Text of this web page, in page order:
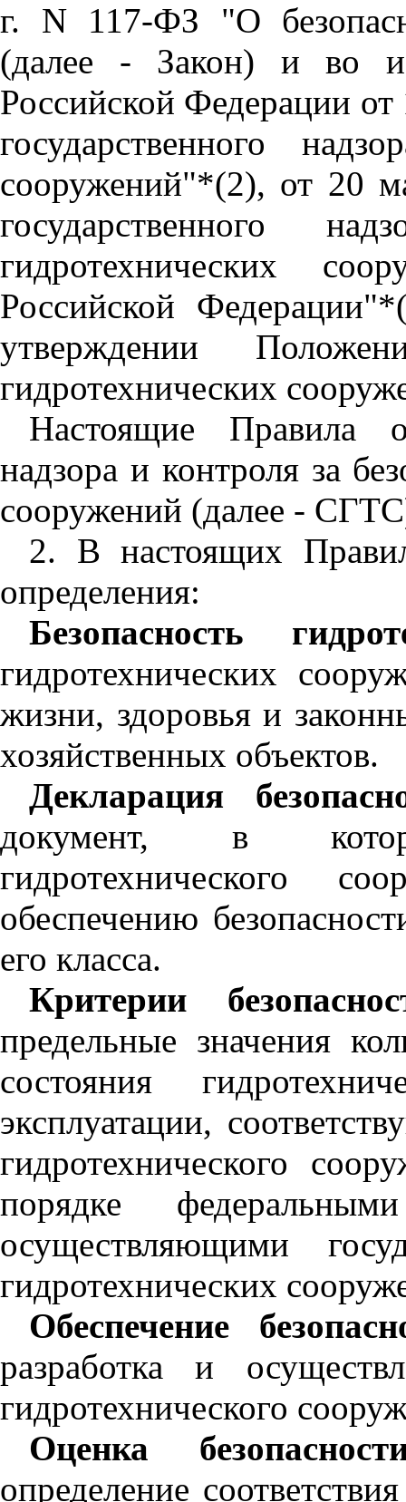
г. N 117-ФЗ "О
(далее - Закон) и во
Российской Федерации
государственного
сооружений"*(2), от 20
государственного
гидротехнических
Российской
утверждении
гидротехнических
Настоящие Правила
надзора и контроля за
сооружений (далее -
2. В настоящих
определения:
Безопасность
гидротехнических
жизни, здоровья и
хозяйственных объектов.
Декларация
документ, в
гидротехнического
обеспечению
его класса.
Критерии
предельные значения
состояния
эксплуатации,
гидротехнического
порядке
осуществляющими
гидротехнических
Обеспечение
разработка и
гидротехнического
Оценка
определение